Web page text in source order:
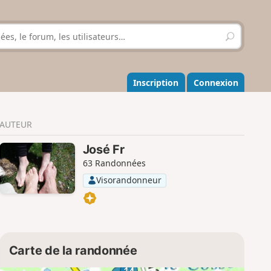
R
e
h
e
r
r
Inscription Connexion
AUTEUR
José Fr
63 Randonnées
Visorandonneur
Carte de la randonnée